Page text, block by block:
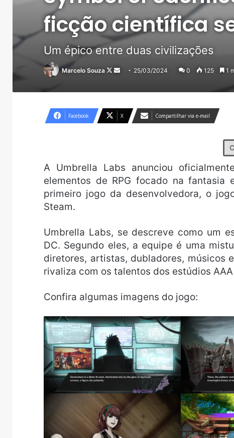
ficção científica
Um épico entre duas civilizações
Marcelo Souza
Follow
X
Mande
e-
25/03/2024 0 125 1
Facebook X Compartilhar via e-mail
A Umbrella Labs anunciou
elementos de RPG focado na
primeiro jogo da desenvolvedora, o
Steam.
Umbrella Labs, se descreve como um
DC. Segundo eles, a equipe é uma
diretores, artistas, dubladores, músicos
rivaliza com os talentos dos estúdios
Confira algumas imagens do jogo: